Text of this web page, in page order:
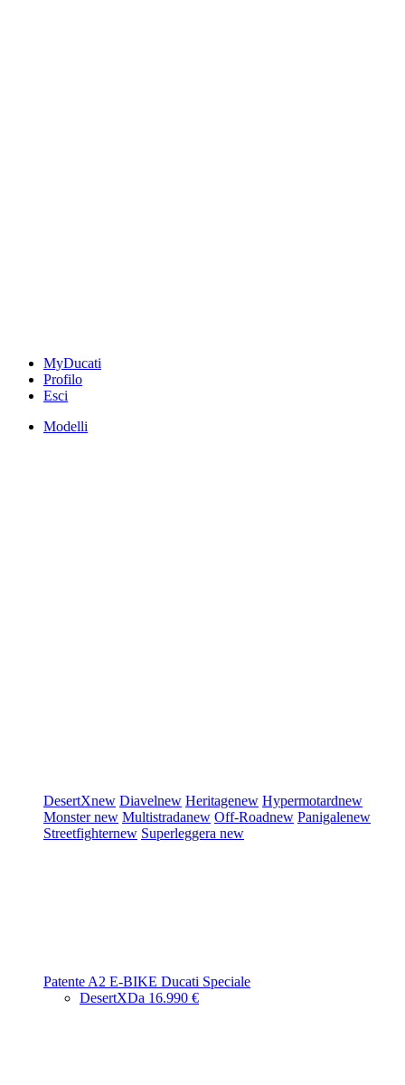
MyDucati
Profilo
Esci
Modelli
DesertXnew Diavelnew Heritagenew Hypermotardnew
Monsternew Multistradanew Off-Roadnew Panigalenew
Streetfighternew Superleggera new
Patente A2 E-BIKE Ducati Speciale
DesertXDa 16.990 €